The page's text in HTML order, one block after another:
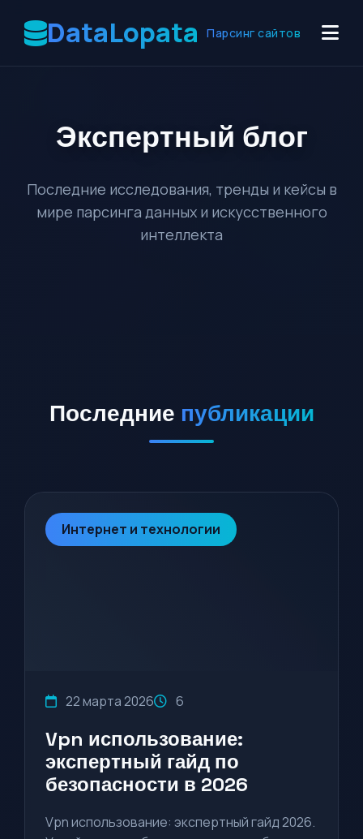
DataLopata Парсинг сайтов
Экспертный блог
Последние исследования, тренды и кейсы в
мире парсинга данных и искусственного
интеллекта
Последние публикации
Интернет и технологии
22 марта 2026 6
Vpn использование:
экспертный гайд по
безопасности в 2026
Vpn использование: экспертный гайд 2026.